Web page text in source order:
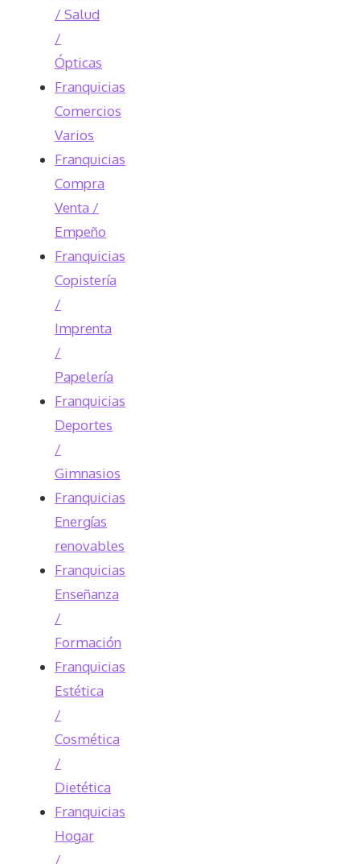
/ Salud
/
Ópticas
Franquicias
Comercios
Varios
Franquicias
Compra
Venta /
Empeño
Franquicias
Copistería
/
Imprenta
/
Papelería
Franquicias
Deportes
/
Gimnasios
Franquicias
Energías
renovables
Franquicias
Enseñanza
/
Formación
Franquicias
Estética
/
Cosmética
/
Dietética
Franquicias
Hogar
/